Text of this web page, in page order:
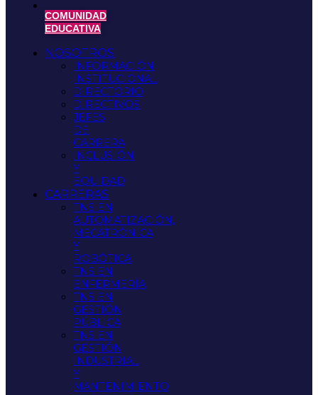
COMUNIDAD
EDUCATIVA
NOSOTROS
INFORMACIÓN
INSTITUCIONAL
DIRECTORIO
DIRECTIVOS
JEFES
DE
CARRERA
INCLUSIÓN
Y
EQUIDAD
CARRERAS
TNS EN
AUTOMATIZACIÓN,
MECATRÓNICA
Y
ROBÓTICA
TNS EN
ENFERMERÍA
TNS EN
GESTIÓN
PÚBLICA
TNS EN
GESTIÓN
INDUSTRIAL
Y
MANTENIMIENTO